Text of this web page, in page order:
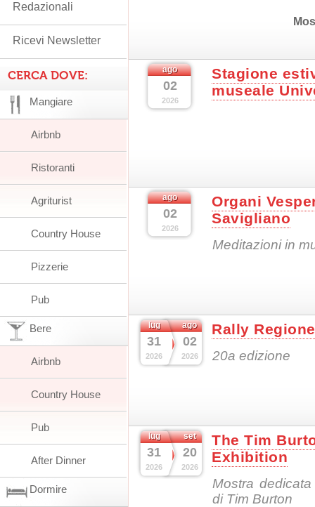
ago
02
2026
Stagione
museale
ago
02
2026
Organi
Savigliano
Meditazioni in
lug
31
2026
ago
02
2026
Rally
20a edizione
lug
31
2026
set
20
2026
The Tim
Exhibition
Mostra
di Tim Burton
Redazionali
Ricevi Newsletter
CERCA DOVE:
Mangiare
Airbnb
Ristoranti
Agriturist
Country House
Pizzerie
Pub
Bere
Airbnb
Country House
Pub
After Dinner
Dormire